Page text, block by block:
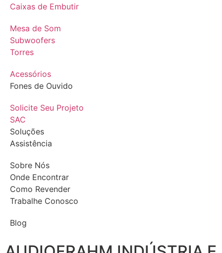
Caixas de Embutir
Mesa de Som
Subwoofers
Torres
Acessórios
Fones de Ouvido
Solicite Seu Projeto
SAC
Soluções
Assistência
Sobre Nós
Onde Encontrar
Como Revender
Trabalhe Conosco
Blog